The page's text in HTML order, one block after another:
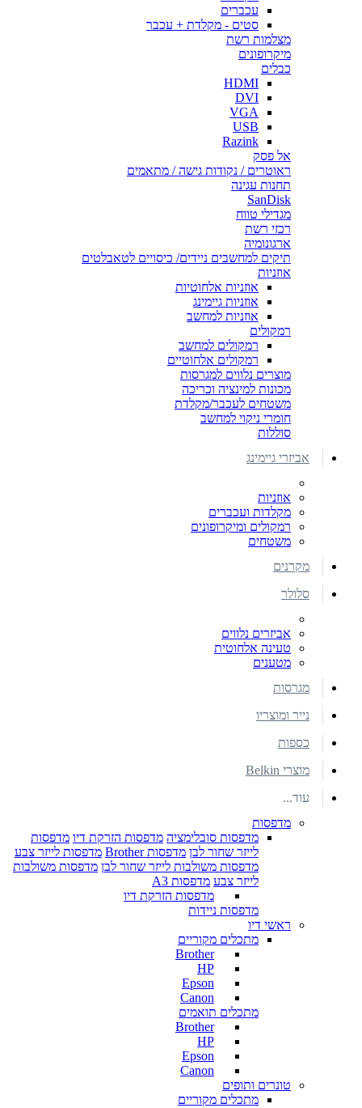
עכברים
סטים - מקלדת + עכבר
מצלמות רשת
מיקרופונים
כבלים
HDMI
DVI
VGA
USB
Razink
אל פסק
ראוטרים / נקודות גישה / מתאמים
תחנות עגינה
SanDisk
מגדילי טווח
רכזי רשת
ארגונומיה
תיקים למחשבים ניידים/ כיסויים לטאבלטים
אוזניות
אוזניות אלחוטיות
אוזניות גיימינג
אוזניות למחשב
רמקולים
רמקולים למחשב
רמקולים אלחוטיים
מוצרים נלווים למגרסות
מכונות למינציה וכריכה
משטחים לעכבר/מקלדת
חומרי ניקוי למחשב
סוללות
אביזרי גיימינג
אוזניות
מקלדות ועכברים
רמקולים ומיקרופונים
משטחים
מקרנים
סלולר
אביזרים נלווים
טעינה אלחוטית
מטענים
מגרסות
נייר ומוצריו
כספות
מוצרי Belkin
עוד...
מדפסות
מדפסות סובלימציה מדפסות הזרקת דיו מדפסות
לייזר שחור לבן מדפסות Brother
מדפסות לייזר צבע
מדפסות משולבות לייזר שחור לבן מדפסות משולבות
לייזר צבע מדפסות A3
מדפסות הזרקת דיו
מדפסות ניידות
ראשי דיו
מתכלים מקוריים
Brother
HP
Epson
Canon
מתכלים תואמים
Brother
HP
Epson
Canon
טונרים ותופים
מתכלים מקוריים